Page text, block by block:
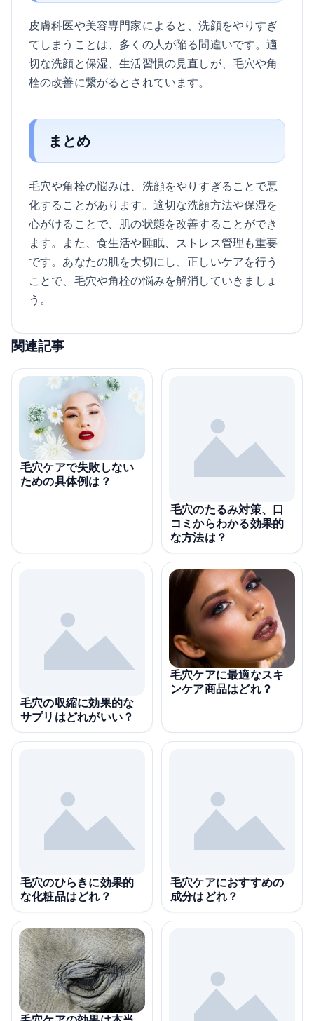
皮膚科医や美容専門家によると、洗顔をやりすぎ
てしまうことは、多くの人が陥る間違いです。適
切な洗顔と保湿、生活習慣の見直しが、毛穴や角
栓の改善に繋がるとされています。
まとめ
毛穴や角栓の悩みは、洗顔をやりすぎることで悪
化することがあります。適切な洗顔方法や保湿を
心がけることで、肌の状態を改善することができ
ます。また、食生活や睡眠、ストレス管理も重要
です。あなたの肌を大切にし、正しいケアを行う
ことで、毛穴や角栓の悩みを解消していきましょ
う。
関連記事
毛穴ケアで失敗しない
ための具体例は？
毛穴のたるみ対策、口
コミからわかる効果的
な方法は？
毛穴の収縮に効果的な
サプリはどれがいい？
毛穴ケアに最適なスキ
ンケア商品はどれ？
毛穴のひらきに効果的
な化粧品はどれ？
毛穴ケアにおすすめの
成分はどれ？